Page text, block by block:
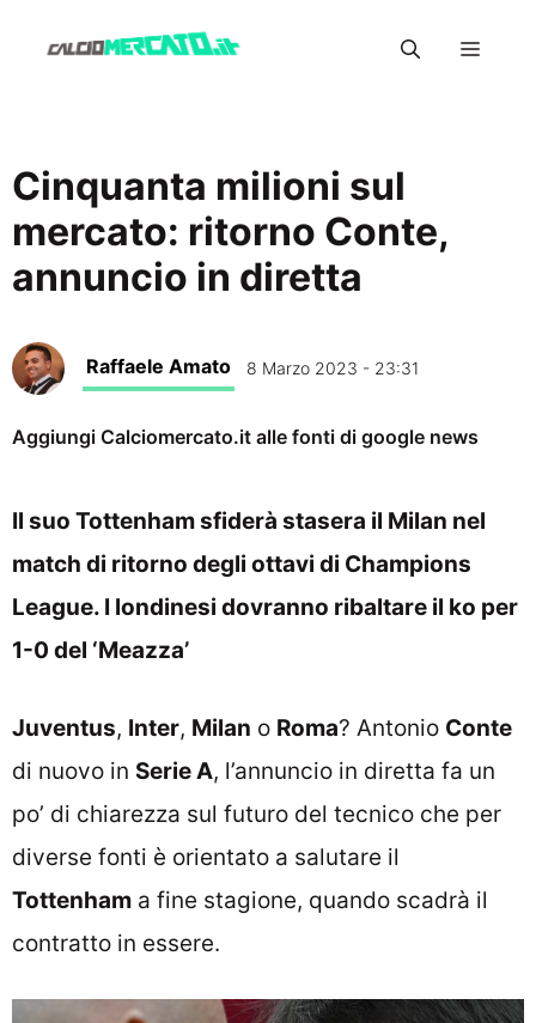
Menu
Cinquanta milioni sul
mercato: ritorno Conte,
annuncio in diretta
Raffaele Amato 8 Marzo 2023 - 23:31
Aggiungi Calciomercato.it alle fonti di google news
Il suo Tottenham sfiderà stasera il Milan nel
match di ritorno degli ottavi di Champions
League. I londinesi dovranno ribaltare il ko per
1-0 del ‘Meazza’
Juventus, Inter, Milan o Roma? Antonio Conte
di nuovo in Serie A, l’annuncio in diretta fa un
po’ di chiarezza sul futuro del tecnico che per
diverse fonti è orientato a salutare il
Tottenham a fine stagione, quando scadrà il
contratto in essere.